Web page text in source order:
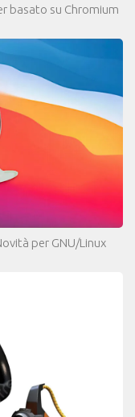
basato su Chromium
per GNU/Linux